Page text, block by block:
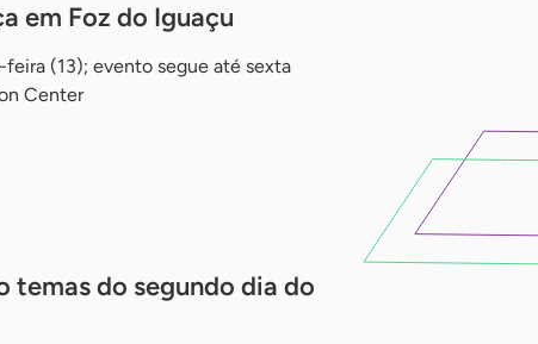
em Foz do Iguaçu
(13); evento segue até sexta
Center
temas do segundo dia do